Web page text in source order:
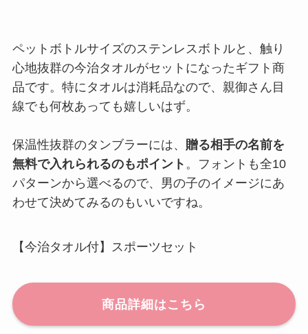
ペットボトルサイズのステンレスボトルと、触り
心地抜群の今治タオルがセットになったギフト商
品です。特にタオルは消耗品なので、親御さん目
線でも何枚あっても嬉しいはず。
保温性抜群のタンブラーには、 贈る相手の名前を
無料で入れられるのもポイント 。フォントも全10
パターンから選べるので、男の子のイメージにあ
わせて決めてみるのもいいですね。
【今治タオル付】スポーツセット
商品詳細はこちら